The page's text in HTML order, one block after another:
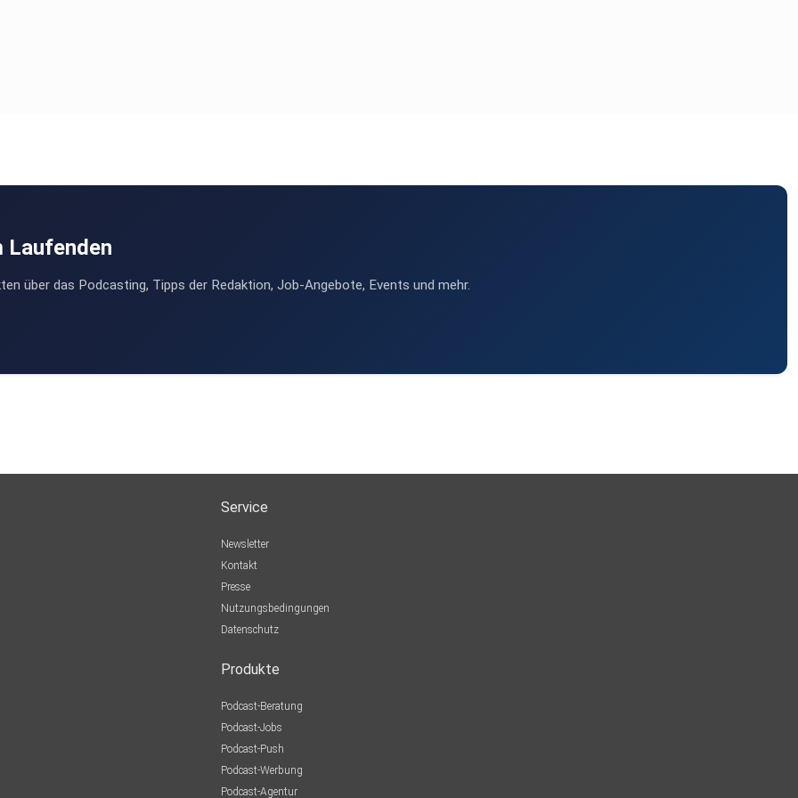
Laufenden
über das Podcasting, Tipps der Redaktion, Job-Angebote, Events und mehr.
Service
Newsletter
Kontakt
Presse
Nutzungsbedingungen
Datenschutz
Produkte
Podcast-Beratung
Podcast-Jobs
Podcast-Push
Podcast-Werbung
Podcast-Agentur